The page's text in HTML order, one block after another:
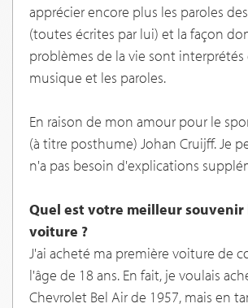
apprécier encore plus les paroles
(toutes écrites par lui) et la façon
problèmes de la vie sont interprétés
musique et les paroles.
En raison de mon amour pour le
(à titre posthume) Johan Cruijff. Je
n'a pas besoin d'explications
Quel est votre meilleur souvenir
voiture ?
J'ai acheté ma première voiture de
l'âge de 18 ans. En fait, je voulais
Chevrolet Bel Air de 1957, mais en